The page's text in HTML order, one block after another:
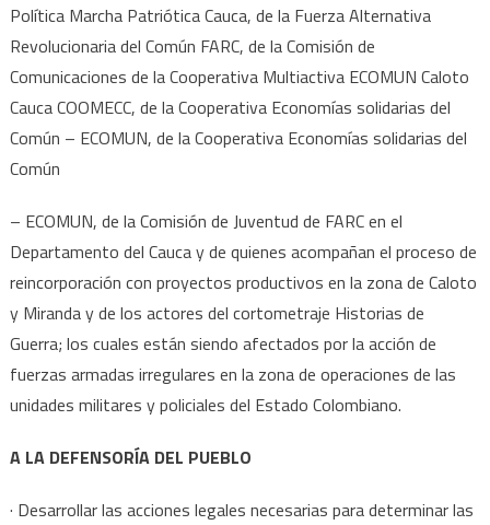
Política Marcha Patriótica Cauca, de la Fuerza Alternativa
Revolucionaria del Común FARC, de la Comisión de
Comunicaciones de la Cooperativa Multiactiva ECOMUN Caloto
Cauca COOMECC, de la Cooperativa Economías solidarias del
Común – ECOMUN, de la Cooperativa Economías solidarias del
Común
– ECOMUN, de la Comisión de Juventud de FARC en el
Departamento del Cauca y de quienes acompañan el proceso de
reincorporación con proyectos productivos en la zona de Caloto
y Miranda y de los actores del cortometraje Historias de
Guerra; los cuales están siendo afectados por la acción de
fuerzas armadas irregulares en la zona de operaciones de las
unidades militares y policiales del Estado Colombiano.
A LA DEFENSORÍA DEL PUEBLO
· Desarrollar las acciones legales necesarias para determinar las